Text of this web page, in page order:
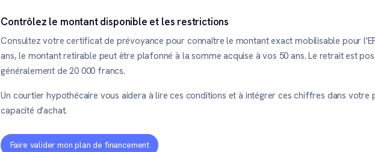
Contrôlez le montant disponible et les restrictions
Consultez votre certificat de prévoyance pour connaître le montant exact mobilisable pour
ans, le montant retirable peut être plafonné à la somme acquise à vos 50 ans. Le retrait est
généralement de 20 000 francs.
Un courtier hypothécaire vous aidera à lire ces conditions et à intégrer ces chiffres dans
capacité d'achat.
Faire valider mon plan de financement